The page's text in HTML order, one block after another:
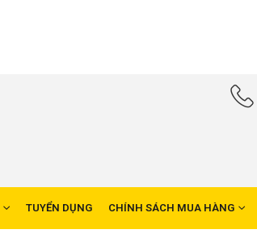
TUYỂN DỤNG CHÍNH SÁCH MUA HÀNG